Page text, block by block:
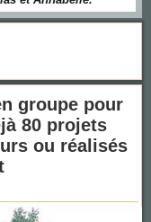
groupe pour
80 projets
ou réalisés